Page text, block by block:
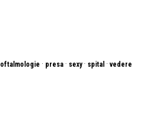
oftalmologie · presa · sexy· spital ·vedere